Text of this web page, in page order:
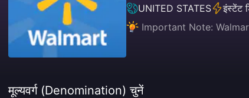
UNITED STATES
इंस्टेंट
Important Note:
मूल्यवर्ग (Denomination) चुनें